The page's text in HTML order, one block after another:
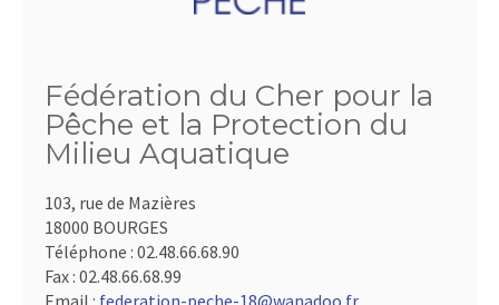
Fédération du Cher pour la
Pêche et la Protection du
Milieu Aquatique
103, rue de Mazières
18000 BOURGES
Téléphone : 02.48.66.68.90
Fax : 02.48.66.68.99
Email : federation-peche-18@wanadoo.fr